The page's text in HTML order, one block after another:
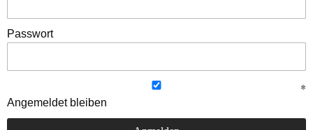
Passwort
Angemeldet bleiben